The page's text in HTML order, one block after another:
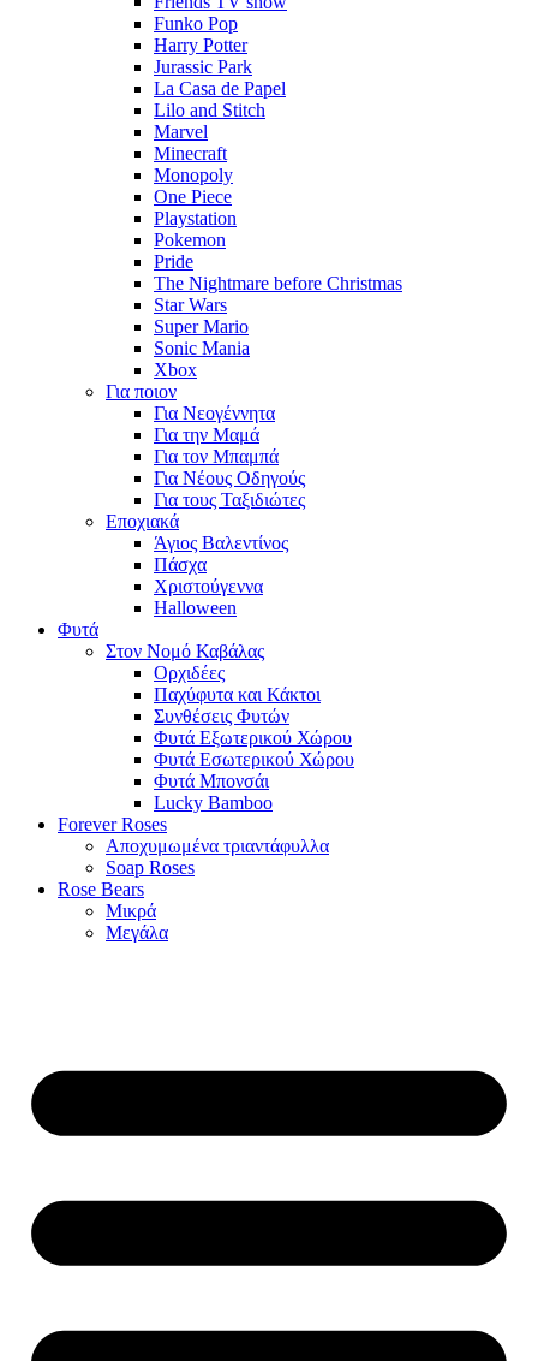
Funko Pop
Harry Potter
Jurassic Park
La Casa de Papel
Lilo and Stitch
Marvel
Minecraft
Monopoly
One Piece
Playstation
Pokemon
Pride
The Nightmare before Christmas
Star Wars
Super Mario
Sonic Mania
Xbox
Για ποιον
Για Νεογέννητα
Για την Μαμά
Για τον Μπαμπά
Για Νέους Οδηγούς
Για τους Ταξιδιώτες
Εποχιακά
Άγιος Βαλεντίνος
Πάσχα
Χριστούγεννα
Halloween
Φυτά
Στον Νομό Καβάλας
Ορχιδέες
Παχύφυτα και Κάκτοι
Συνθέσεις Φυτών
Φυτά Εξωτερικού Χώρου
Φυτά Εσωτερικού Χώρου
Φυτά Μπονσάι
Lucky Bamboo
Forever Roses
Αποχυμωμένα τριαντάφυλλα
Soap Roses
Rose Βears
Μικρά
Μεγάλα